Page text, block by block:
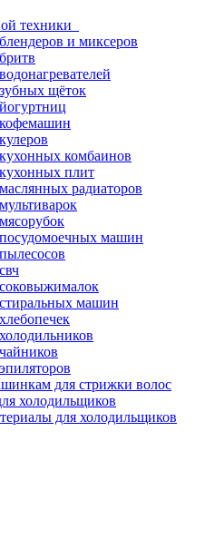
техники
и миксеров
щёток
комбаинов
плит
радиаторов
машин
машин
для стрижки волос
холодильщиков
для холодильщиков